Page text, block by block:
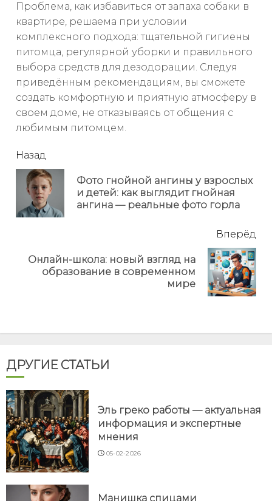
Проблема, как избавиться от запаха собаки в
квартире, решаема при условии
комплексного подхода: тщательной гигиены
питомца, регулярной уборки и правильного
выбора средств для дезодорации. Следуя
приведённым рекомендациям, вы сможете
создать комфортную и приятную атмосферу в
своем доме, не отказываясь от общения с
любимым питомцем.
читать
еще
Назад
Фото гнойной ангины у взрослых
и детей: как выглядит гнойная
ангина — реальные фото горла
Вперёд
Онлайн-школа: новый взгляд на
образование в современном
мире
ДРУГИЕ СТАТЬИ
Эль греко работы — актуальная
информация и экспертные
мнения
05-02-2026
Манишка спицами